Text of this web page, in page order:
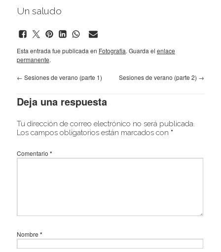
Un saludo
Esta entrada fue publicada en Fotografia. Guarda el enlace
permanente.
← Sesiones de verano (parte 1) Sesiones de verano (parte 2) →
Deja una respuesta
Tu dirección de correo electrónico no será publicada.
Los campos obligatorios están marcados con *
Comentario *
Nombre *